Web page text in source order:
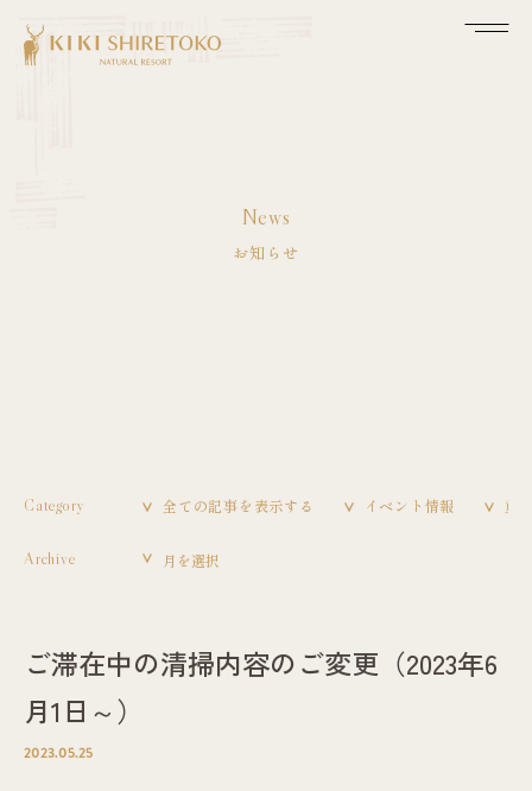
News
お知らせ
Category 全ての記事を表示する イベント情報 重
Archive
ご滞在中の清掃内容のご変更（2023年6
月1日～）
2023.05.25